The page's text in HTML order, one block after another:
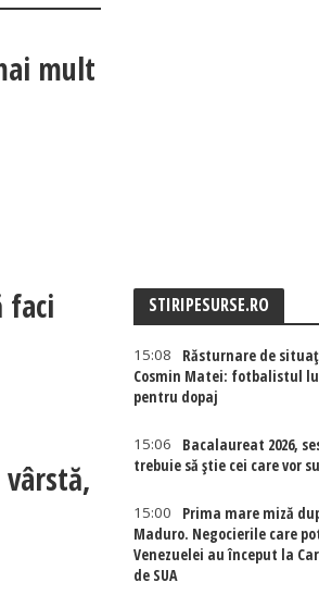
mult
faci
STIRIPESURSE.RO
15:08
Răsturnare de
Cosmin Matei: fotbalistul
pentru dopaj
15:06
Bacalaureat 2026,
trebuie să știe cei care vor
15:00
Prima mare miză
Maduro. Negocierile care
Venezuelei au început la
de SUA